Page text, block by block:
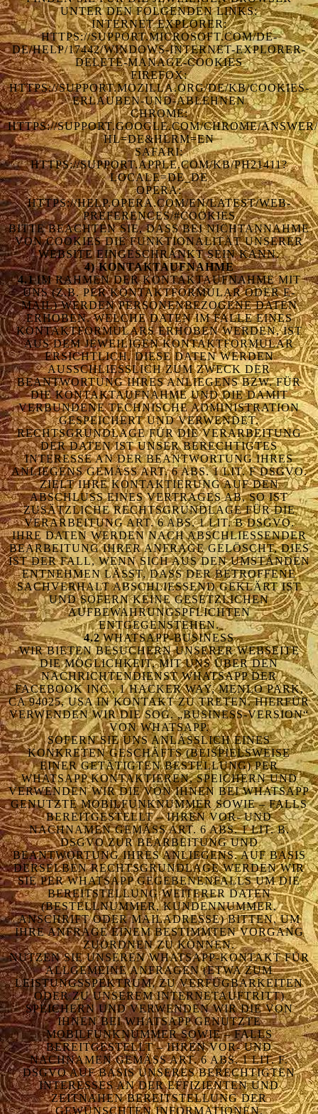
NTER DEN FOLGENDEN LINKS:
INTERNET EXPLORER:
HTTPS://SUPPORT.MICROSOFT.COM/DE-
DE/HELP/17442/WINDOWS-INTERNET-EXPLORER-
DELETE-MANAGE-COOKIES
FIREFOX:
HTTPS://SUPPORT.MOZILLA.ORG/DE/KB/COOKIES-
ERLAUBEN-UND-ABLEHNEN
CHROME:
HTTPS://SUPPORT.GOOGLE.COM/CHROME/
HL=DE&HLRM=EN
SAFARI:
HTTPS://SUPPORT.APPLE.COM/KB/PH21411?
LOCALE=DE_DE
OPERA:
HTTPS://HELP.OPERA.COM/EN/LATEST/WEB-
PREFERENCES/#COOKIES
BITTE BEACHTEN SIE, DASS BEI NICHTANNAHME
VON COOKIES DIE FUNKTIONALITÄT UNSERER
WEBSITE EINGESCHRÄNKT SEIN KANN.
4) KONTAKTAUFNAHME
4.1IM RAHMEN DER KONTAKTAUFNAHME MIT
UNS (Z.B. PER KONTAKTFORMULAR ODER E-
MAIL) WERDEN PERSONENBEZOGENE DATEN
ERHOBEN. WELCHE DATEN IM FALLE EINES
KONTAKTFORMULARS ERHOBEN WERDEN, IST
AUS DEM JEWEILIGEN KONTAKTFORMULAR
ERSICHTLICH. DIESE DATEN WERDEN
AUSSCHLIESSLICH ZUM ZWECK DER B
EANTWORTUNG IHRES ANLIEGENS BZW. FÜR D
IE KONTAKTAUFNAHME UND DIE DAMIT V
ERBUNDENE TECHNISCHE ADMINISTRATION G
ESPEICHERT UND VERWENDET. R
ECHTSGRUNDLAGE FÜR DIE VERARBEITUNG D
ER DATEN IST UNSER BERECHTIGTES I
NTERESSE AN DER BEANTWORTUNG IHRES A
NLIEGENS GEMÄSS ART. 6 ABS. 1 LIT. F DSGVO. ZI
ELT IHRE KONTAKTIERUNG AUF DEN AB
SCHLUSS EINES VERTRAGES AB, SO IST ZU
SÄTZLICHE RECHTSGRUNDLAGE FÜR DIE VE
RARBEITUNG ART. 6 ABS. 1 LIT. B DSGVO. IH
RE DATEN WERDEN NACH ABSCHLIESSENDER BEA
RBEITUNG IHRER ANFRAGE GELÖSCHT, DIES IST
DER FALL, WENN SICH AUS DEN UMSTÄNDEN ENT
NEHMEN LÄSST, DASS DER BETROFFENE SAC
HVERHALT ABSCHLIESSEND GEKLÄRT IST UND
SOFERN KEINE GESETZLICHEN AUFB
EWAHRUNGSPFLICHTEN ENTG
EGENSTEHEN.
4.2WHATSAPP-BUSINESS
WIR BIETEN BESUCHERN UNSERER WEBSEITE
DIE MÖGLICHKEIT, MIT UNS ÜBER DEN
NACHRICHTENDIENST WHATSAPP DER
FACEBOOK INC., 1 HACKER WAY, MENLO PARK,
CA 94025, USA IN KONTAKT ZU TRETEN. HIERFÜR
VERWENDEN WIR DIE SOG. „BUSINESS-VERSION“
VON WHATSAPP.
SOFERN SIE UNS ANLÄSSLICH EINES
KONKRETEN GESCHÄFTS (BEISPIELSWEISE
EINER GETÄTIGTEN BESTELLUNG) PER
WHATSAPP KONTAKTIEREN, SPEICHERN UND
VERWENDEN WIR DIE VON IHNEN BEI WHATSAPP
GENUTZTE MOBILFUNKNUMMER SOWIE – FALLS
BEREITGESTELLT – IHREN VOR- UND
NACHNAMEN GEMÄSS ART. 6 ABS. 1 LIT. B. D
SGVO ZUR BEARBEITUNG UND B
EANTWORTUNG IHRES ANLIEGENS. AUF BASIS D
ERSELBEN RECHTSGRUNDLAGE WERDEN WIR S
IE PER WHATSAPP GEGEBENENFALLS UM DIE B
EREITSTELLUNG WEITERER DATEN (
BESTELLNUMMER, KUNDENNUMMER, A
NSCHRIFT ODER MAILADRESSE) BITTEN, UM I
HRE ANFRAGE EINEM BESTIMMTEN VORGANG Z
UORDNEN ZU KÖNNEN.
NUTZEN SIE UNSEREN WHATSAPP-KONTAKT FÜR
ALLGEMEINE ANFRAGEN (ETWA ZUM
LEISTUNGSSPEKTRUM, ZU VERFÜGBARKEITEN
ODER ZU UNSEREM INTERNETAUFTRITT)
SPEICHERN UND VERWENDEN WIR DIE VON
IHNEN BEI WHATSAPP GENUTZTE
MOBILFUNKNUMMER SOWIE – FALLS
BEREITGESTELLT – IHREN VOR- UND
NACHNAMEN GEMÄSS ART. 6 ABS. 1 LIT. F. D
SGVO AUF BASIS UNSERES BERECHTIGTEN I
NTERESSES AN DER EFFIZIENTEN UND Z
EITNAHEN BEREITSTELLUNG DER G
EWÜNSCHTEN INFORMATIONEN.